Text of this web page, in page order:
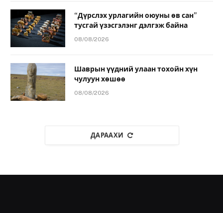
“Дүрслэх урлагийн оюуны өв сан”
тусгай үзэсгэлэнг дэлгэж байна
08/08/2026
Шаврын үүдний улаан тохойн хүн
чулуун хөшөө
08/08/2026
ДАРААХИ